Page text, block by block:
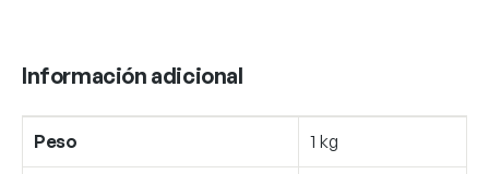
Información adicional
Peso 1 kg